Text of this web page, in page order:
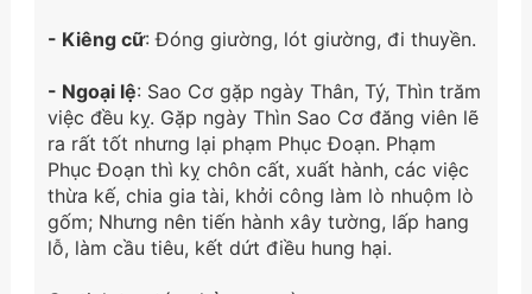
- Kiêng cữ: Đóng giường, lót giường, đi thuyền.
- Ngoại lệ: Sao Cơ gặp ngày Thân, Tý, Thìn trăm
việc đều kỵ. Gặp ngày Thìn Sao Cơ đăng viên lẽ
ra rất tốt nhưng lại phạm Phục Đoạn. Phạm
Phục Đoạn thì kỵ chôn cất, xuất hành, các việc
thừa kế, chia gia tài, khởi công làm lò nhuộm lò
gốm; Nhưng nên tiến hành xây tường, lấp hang
lỗ, làm cầu tiêu, kết dứt điều hung hại.